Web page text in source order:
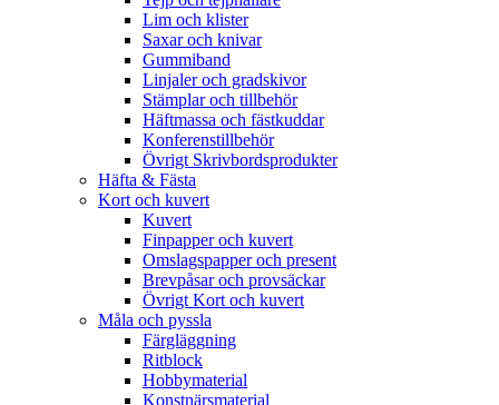
Lim och klister
Saxar och knivar
Gummiband
Linjaler och gradskivor
Stämplar och tillbehör
Häftmassa och fästkuddar
Konferenstillbehör
Övrigt Skrivbordsprodukter
Häfta & Fästa
Kort och kuvert
Kuvert
Finpapper och kuvert
Omslagspapper och present
Brevpåsar och provsäckar
Övrigt Kort och kuvert
Måla och pyssla
Färgläggning
Ritblock
Hobbymaterial
Konstnärsmaterial